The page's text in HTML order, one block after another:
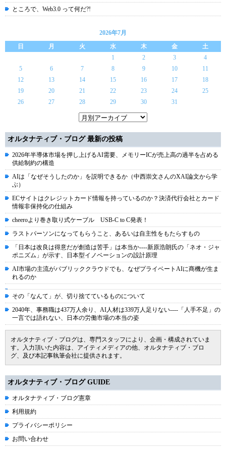
ところで、Web3.0 って何だ?!
2026年7月
日
月 火 水 木 金
土
1
2 3
4
5
6 7 8 9 10
11
12
13 14 15 16 17
18
19
20 21 22 23 24
25
26
27 28 29 30 31
オルタナティブ・ブログ 最新の投稿
2026年半導体市場を押し上げるAI需要、メモリーICが売上高の過半を占める
供給制約の構造
AIは「なぜそうしたのか」を説明できるか（中西崇文さんのXAI論文から学
ぶ）
ECサイトはクレジットカード情報を持っているのか？決済代行会社とカード
情報非保持化の仕組み
cheeroより巻き取り式ケーブル USB-C to C発表！
ラストパーソンになってもらうこと、あるいは自主性をもたらすもの
「日本は改良は得意だが創造は苦手」は本当か----新原浩朗氏の「ネオ・ジャ
ポニズム」が示す、日本型イノベーションの設計原理
AI市場の主流がパブリッククラウドでも、なぜプライベートAIに商機が生ま
れるのか
その「なんて」が、切り捨てているものについて
2040年、事務職は437万人余り、AI人材は339万人足りない----「人手不足」の
一言では語れない、日本の労働市場の本当の姿
オルタナティブ・ブログは、専門スタッフにより、企画・構成されていま
す。入力頂いた内容は、アイティメディアの他、オルタナティブ・ブロ
グ、及び本記事執筆会社に提供されます。
オルタナティブ・ブログ GUIDE
オルタナティブ・ブログ憲章
利用規約
プライバシーポリシー
お問い合わせ